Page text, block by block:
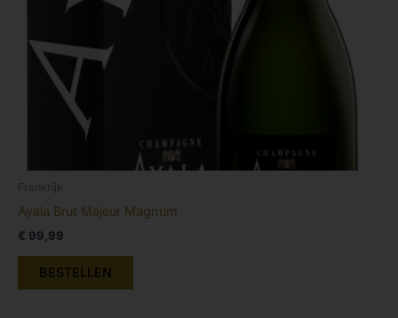
Frankrijk
Ayala Brut Majeur Magnum
€ 99,99
BESTELLEN